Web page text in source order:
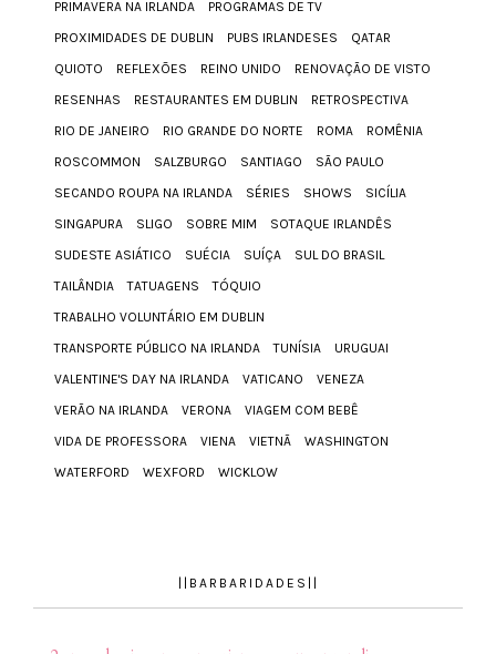
PRIMAVERA NA IRLANDA
PROGRAMAS DE TV
PROXIMIDADES DE DUBLIN
PUBS IRLANDESES
QATAR
QUIOTO
REFLEXÕES REINO UNIDO
RENOVAÇÃO DE VISTO
RESENHAS
RESTAURANTES EM DUBLIN
RETROSPECTIVA
RIO DE JANEIRO
RIO GRANDE DO NORTE ROMA
ROMÊNIA
ROSCOMMON
SALZBURGO SANTIAGO
SÃO PAULO
SECANDO ROUPA NA IRLANDA
SÉRIES SHOWS
SICÍLIA
SINGAPURA
SLIGO SOBRE MIM
SOTAQUE IRLANDÊS
SUDESTE ASIÁTICO
SUÉCIA SUÍÇA
SUL DO BRASIL
TAILÂNDIA
TATUAGENS
TÓQUIO
TRABALHO VOLUNTÁRIO EM DUBLIN
TRANSPORTE PÚBLICO NA IRLANDA
TUNÍSIA
URUGUAI
VALENTINE'S DAY NA IRLANDA
VATICANO
VENEZA
VERÃO NA IRLANDA
VERONA
VIAGEM COM BEBÊ
VIDA DE PROFESSORA
VIENA VIETNÃ
WASHINGTON
WATERFORD
WEXFORD WICKLOW
||BARBARIDADES||